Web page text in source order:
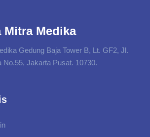
Mitra Medika
Gedung Baja Tower B, Lt. GF2, Jl.
No.55, Jakarta Pusat. 10730.